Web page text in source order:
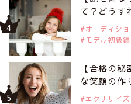
て？どうす
オーディシ
モデル初級編
【合格の
な笑顔の
エクササイズ